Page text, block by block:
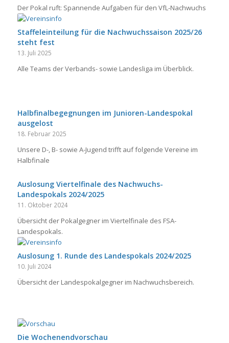
Der Pokal ruft: Spannende Aufgaben für den VfL-Nachwuchs
Staffeleinteilung für die Nachwuchssaison 2025/26
steht fest
13. Juli 2025
Alle Teams der Verbands- sowie Landesliga im Überblick.
Halbfinalbegegnungen im Junioren-Landespokal
ausgelost
18. Februar 2025
Unsere D-, B- sowie A-Jugend trifft auf folgende Vereine im
Halbfinale
Auslosung Viertelfinale des Nachwuchs-
Landespokals 2024/2025
11. Oktober 2024
Übersicht der Pokalgegner im Viertelfinale des FSA-
Landespokals.
Auslosung 1. Runde des Landespokals 2024/2025
10. Juli 2024
Übersicht der Landespokalgegner im Nachwuchsbereich.
Die Wochenendvorschau